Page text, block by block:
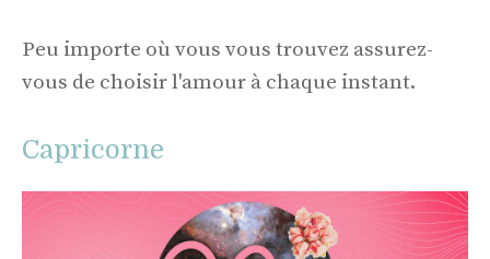
Peu importe où vous vous trouvez assurez-
vous de choisir l'amour à chaque instant.
Capricorne